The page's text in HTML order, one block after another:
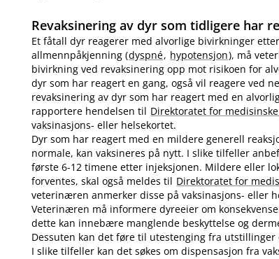
Revaksinering av dyr som tidligere har
Et fåtall dyr reagerer med alvorlige bivirkninger
allmennpåkjenning (dyspné, hypotensjon), må
bivirkning ved revaksinering opp mot risikoen for
dyr som har reagert en gang, også vil reagere ved
revaksinering av dyr som har reagert med en
rapportere hendelsen til Direktoratet for
vaksinasjons- eller helsekortet.
Dyr som har reagert med en mildere generell
normale, kan vaksineres på nytt. I slike tilfeller
første 6-12 timene etter injeksjonen. Mildere eller
forventes, skal også meldes til Direktoratet for
veterinæren anmerker disse på vaksinasjons- eller
Veterinæren må informere dyreeier om
dette kan innebære manglende beskyttelse og
Dessuten kan det føre til utestenging fra
I slike tilfeller kan det søkes om dispensasjon fra